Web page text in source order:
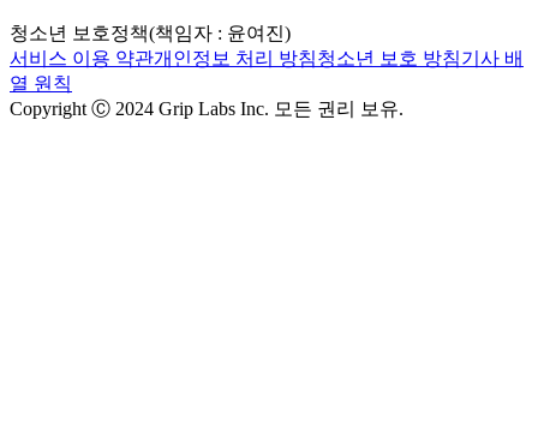
청소년 보호정책(책임자 : 윤여진)
서비스 이용 약관개인정보 처리 방침청소년 보호 방침기사 배
열 원칙
Copyright Ⓒ 2024 Grip Labs Inc. 모든 권리 보유.